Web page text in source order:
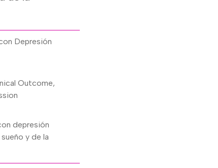
Depresión
Outcome,
depresión
y de la